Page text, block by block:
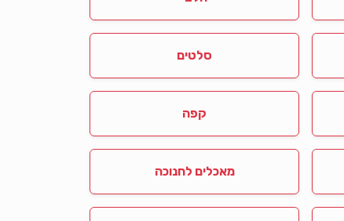
סלטים
קפה
מאכלים לחנוכה